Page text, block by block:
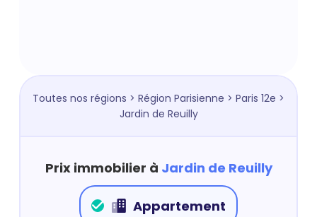
Toutes nos régions > Région Parisienne > Paris 12e >
Jardin de Reuilly
Prix immobilier à Jardin de Reuilly
Appartement